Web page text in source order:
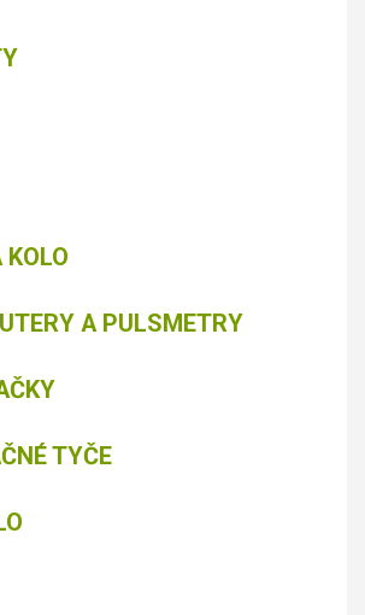
A PULSMETRY
TYČE